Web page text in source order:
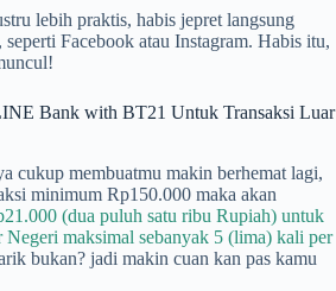
lebih praktis, habis jepret langsung
seperti Facebook atau Instagram. Habis itu,
Bank with BT21 Untuk Transaksi Luar
cukup membuatmu makin berhemat lagi,
minimum Rp150.000 maka akan
(dua puluh satu ribu Rupiah) untuk
Negeri maksimal sebanyak 5 (lima) kali per
bukan? jadi makin cuan kan pas kamu